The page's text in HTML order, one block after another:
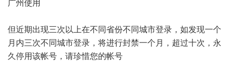
广州使用
但近期出现三次以上在不同省份不同城市登录，如发现一个
月内三次不同城市登录，将进行封禁一个月，超过十次，永
久停用该帐号，请珍惜您的帐号